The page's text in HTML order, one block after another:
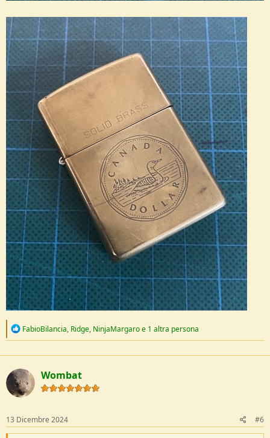
R
c
t
i
o
n
:
FabioBilancia, Ridge, NinjaMargaroe 1 altra persona
Wombat
13 Dicembre 2024 #6